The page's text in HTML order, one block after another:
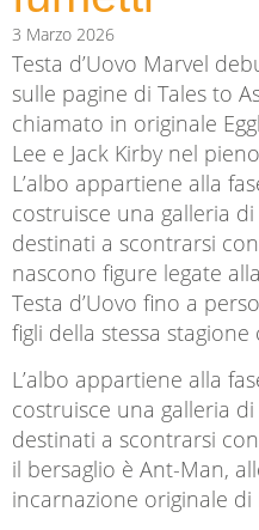
3 Marzo 2026
Testa d’Uovo Marvel
sulle pagine di Tales to
chiamato in originale
Lee e Jack Kirby nel
L’albo appartiene alla
costruisce una galleria
destinati a scontrarsi
nascono figure legate
Testa d’Uovo fino a
figli della stessa stagione
L’albo appartiene alla
costruisce una galleria
destinati a scontrarsi
il bersaglio è Ant-Man,
incarnazione originale di